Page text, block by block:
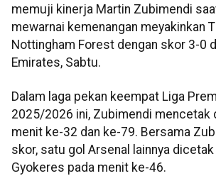
memuji kinerja Martin Zubimendi
mewarnai kemenangan meyakinkan
Nottingham Forest dengan skor 3-0
Emirates, Sabtu.
Dalam laga pekan keempat Liga
2025/2026 ini, Zubimendi mencetak
menit ke-32 dan ke-79. Bersama
skor, satu gol Arsenal lainnya
Gyokeres pada menit ke-46.